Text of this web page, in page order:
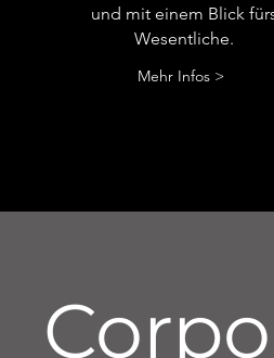
und mit einem Blick
Wesentliche.
Mehr Infos >